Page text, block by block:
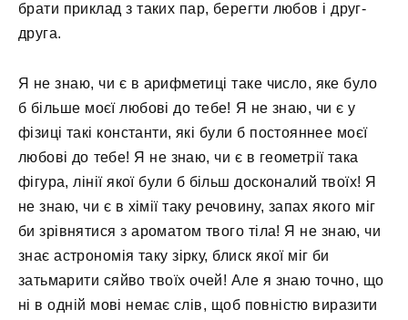
брати приклад з таких пар, берегти любов і друг-
друга.
Я не знаю, чи є в арифметиці таке число, яке було
б більше моєї любові до тебе! Я не знаю, чи є у
фізиці такі константи, які були б постояннее моєї
любові до тебе! Я не знаю, чи є в геометрії така
фігура, лінії якої були б більш досконалий твоїх! Я
не знаю, чи є в хімії таку речовину, запах якого міг
би зрівнятися з ароматом твого тіла! Я не знаю, чи
знає астрономія таку зірку, блиск якої міг би
затьмарити сяйво твоїх очей! Але я знаю точно, що
ні в одній мові немає слів, щоб повністю виразити